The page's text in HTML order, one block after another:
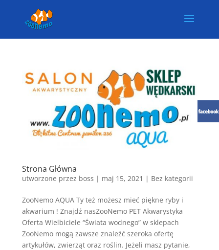
Strona Główna
utworzone przez boss | maj 15, 2021 | Bez kategorii
ZooNemo AQUA Ty też możesz mieć piękne ryby i
akwarium ! Znajdź nasZooNemo PET Akwarystyka
Oferta Wielbiciele “Świata wodnego” w sklepach
ZooNemo mogą zawsze znaleźć szeroka ofertę
artykułów, zwierząt oraz roślin. Jeżeli masz pytanie,